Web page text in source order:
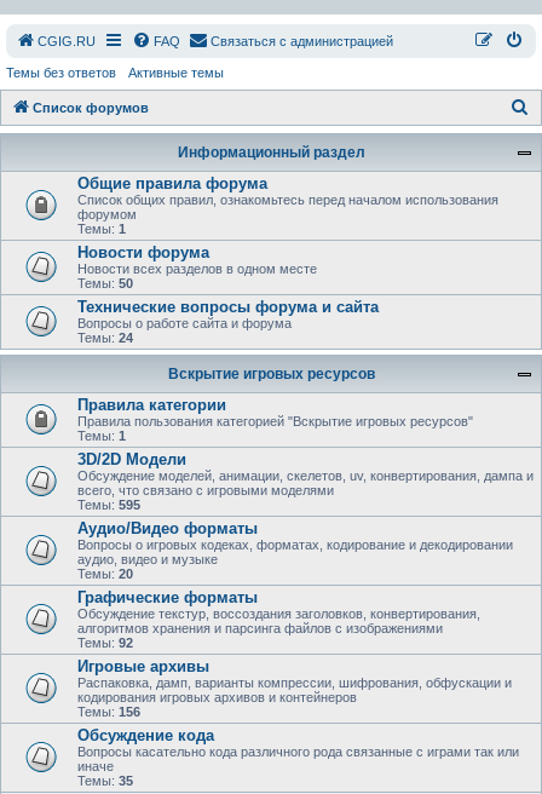
СGIG.RU FAQ Связаться с администрацией
Темы без ответов Активные темы
Список форумов
о
Информационный раздел
Общие правила форума
Список общих правил, ознакомьтесь перед началом использования
форумом
Темы: 1
Новости форума
Новости всех разделов в одном месте
Темы: 50
Технические вопросы форума и сайта
Вопросы о работе сайта и форума
Темы: 24
Вскрытие игровых ресурсов
Правила категории
Правила пользования категорией "Вскрытие игровых ресурсов"
Темы: 1
3D/2D Модели
Обсуждение моделей, анимации, скелетов, uv, конвертирования, дампа и
всего, что связано с игровыми моделями
Темы: 595
Аудио/Видео форматы
Вопросы о игровых кодеках, форматах, кодирование и декодировании
аудио, видео и музыке
Темы: 20
Графические форматы
Обсуждение текстур, воссоздания заголовков, конвертирования,
алгоритмов хранения и парсинга файлов с изображениями
Темы: 92
Игровые архивы
Распаковка, дамп, варианты компрессии, шифрования, обфускации и
кодирования игровых архивов и контейнеров
Темы: 156
Обсуждение кода
Вопросы касательно кода различного рода связанные с играми так или
иначе
Темы: 35